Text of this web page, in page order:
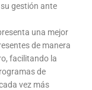
gestión ante
una mejor
de manera
facilitando la
de
vez más